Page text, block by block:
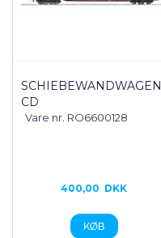
SCHIEBEWANDWAGEN
CD
Vare nr. RO6600128
400,00 DKK